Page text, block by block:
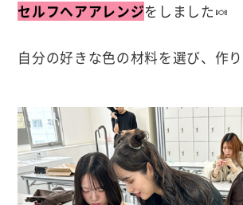
セルフヘアアレンジをしました🍬
自分の好きな色の材料を選び、作